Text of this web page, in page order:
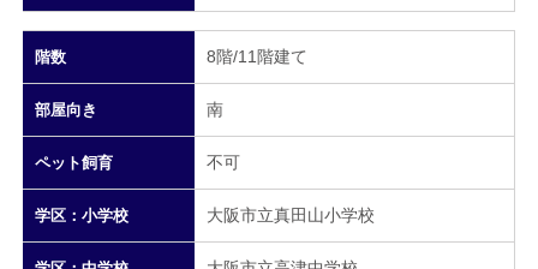
階数 8階/11階建て
部屋向き 南
ペット飼育 不可
学区：小学校 大阪市立真田山小学校